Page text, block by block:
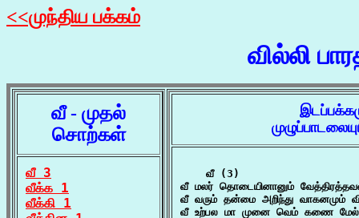
<<முந்திய பக்கம்
வில்லி
வீ - முதல்
சொற்கள்
வீ 3
வீக்க 1
வீக்கி 1
    வீ (3)
வீ மலர் தொடையினானும்
வீ வரும் தன்மை அறிந்து வாகனமும்
வீ உற்பல மா முனை வெம் கணை மேல்